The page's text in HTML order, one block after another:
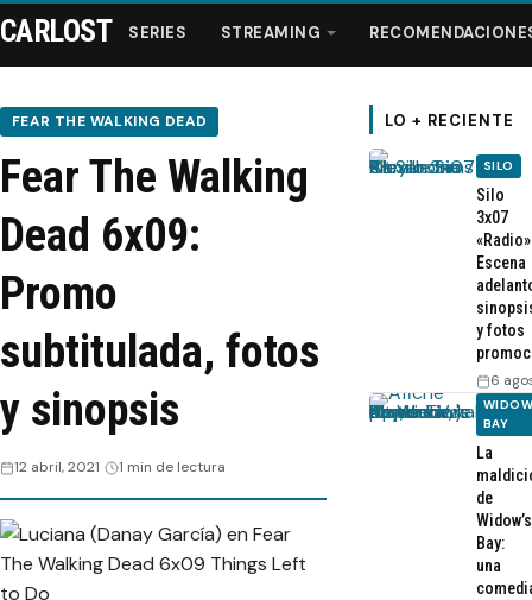
Series
Streaming
Recomendaciones
Webisodios
CARLOST SERIES STREAMING
FEAR THE WALKING DEAD
Fear The Walking
Dead 6x09:
Promo
subtitulada, fotos
y sinopsis
12 abril, 2021 1 min de lectura
LO + RECIENTE
SILO
Silo
3x07
Escena
y fotos
6
BAY
La
de
Widow’s
Bay:
una